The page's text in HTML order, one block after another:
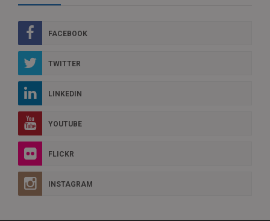
FACEBOOK
TWITTER
LINKEDIN
YOUTUBE
FLICKR
INSTAGRAM